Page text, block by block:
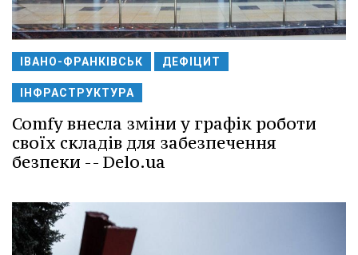
ІВАНО-ФРАНКІВСЬК ДЕФІЦИТ
ІНФРАСТРУКТУРА
Comfy внесла зміни у графік роботи
своїх складів для забезпечення
безпеки -- Delo.ua